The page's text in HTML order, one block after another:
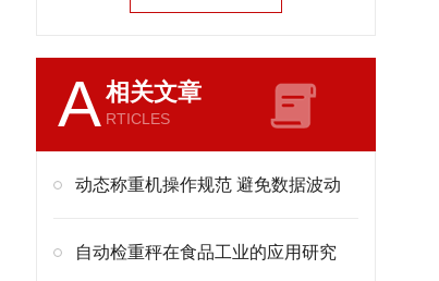
A相关文章
RTICLES
动态称重机操作规范 避免数据波动
自动检重秤在食品工业的应用研究